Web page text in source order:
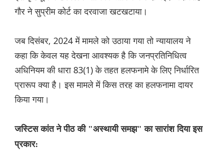
गौर ने सुप्रीम कोर्ट का दरवाजा खटखटाया।
जब दिसंबर, 2024 में मामले को उठाया गया तो न्यायालय ने
कहा कि केवल यह देखना आवश्यक है कि जनप्रतिनिधित्व
अधिनियम की धारा 83(1) के तहत हलफनामे के लिए निर्धारित
प्रारूप क्या है। इस मामले में किस तरह का हलफनामा दायर
किया गया।
जस्टिस कांत ने पीठ की "अस्थायी समझ" का सारांश दिया इस
प्रकार: